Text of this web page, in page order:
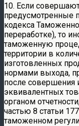
10. Если
предусмотренные
кодекса
переработке), то
таможенную
территории в
изготовленных
нормами выхода,
после совершения
эквивалентных
органом
частью 8 статьи
таможенном